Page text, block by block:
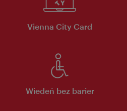
Vienna City Card
Wiedeń bez barier